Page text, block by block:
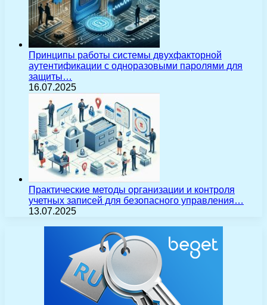
Принципы работы системы двухфакторной
аутентификации с одноразовыми паролями для
защиты…
16.07.2025
Практические методы организации и контроля
учетных записей для безопасного управления…
13.07.2025